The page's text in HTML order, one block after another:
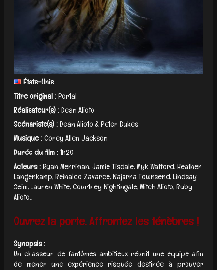
États-Unis
Titre original :Portal
Réalisateur(s) :Dean Alioto
Scénariste(s) :Dean Alioto & Peter Dukes
Musique :Corey Allen Jackson
Durée du film :1h20
Acteurs :Ryan Merriman, Jamie Tisdale, Myk Watford, Heather
Langenkamp, Reinaldo Zavarce, Najarra Townsend, Lindsay
Seim, Lauren White, Courtney Nightingale, Mitch Alioto, Ruby
Alioto...
Ouvrez la porte. Affrontez les ténèbres !
Synopsis :
Un chasseur de fantômes ambitieux réunit une équipe afin
de mener une expérience risquée destinée à prouver